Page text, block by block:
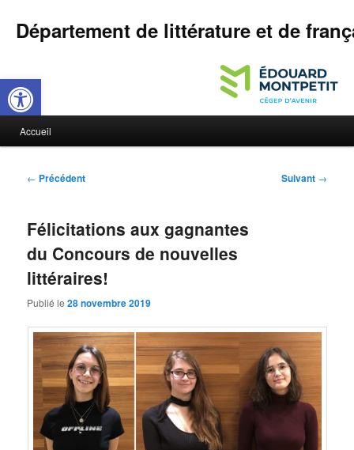
Ouvrir la barre d’outils
Département de littérature et de
Aller
principal
Aller
secondaire
Accueil
N
i
a
t
o
n
← Précédent Suivant →
Félicitations aux gagnantes
du Concours de nouvelles
littéraires!
Publié le28 novembre 2019